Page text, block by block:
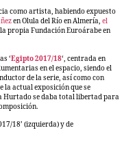
como artista, habiendo expuesto
en Olula del Río en Almería, el
la propia Fundación Euroárabe en
‘Egipto 2017/18‘, centrada en
en el espacio, siendo el
de la serie, así como con
la actual exposición que se
Hurtado se daba total libertad para
18’ (izquierda) y de